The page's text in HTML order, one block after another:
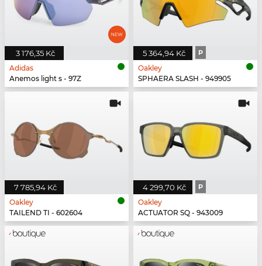
3 176,35 Kč
Adidas
Anemos light s - 97Z
5 364,94 Kč P
Oakley
SPHAERA SLASH - 949905
7 785,94 Kč
Oakley
TAILEND TI - 602604
4 299,70 Kč P
Oakley
ACTUATOR SQ - 943009